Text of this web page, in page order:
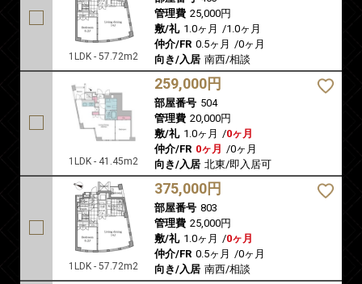
1LDK - 57.72m2
管理費 25,000円
敷/礼 1.0ヶ月 /1.0ヶ月
仲介/FR 0.5ヶ月 /0ヶ月
向き/入居 南西/相談
1LDK - 41.45m2
259,000円
部屋番号 504
管理費 20,000円
敷/礼 1.0ヶ月 /0ヶ月
仲介/FR 0ヶ月 /0ヶ月
向き/入居 北東/即入居可
1LDK - 57.72m2
375,000円
部屋番号 803
管理費 25,000円
敷/礼 1.0ヶ月 /0ヶ月
仲介/FR 0.5ヶ月 /0ヶ月
向き/入居 南西/相談